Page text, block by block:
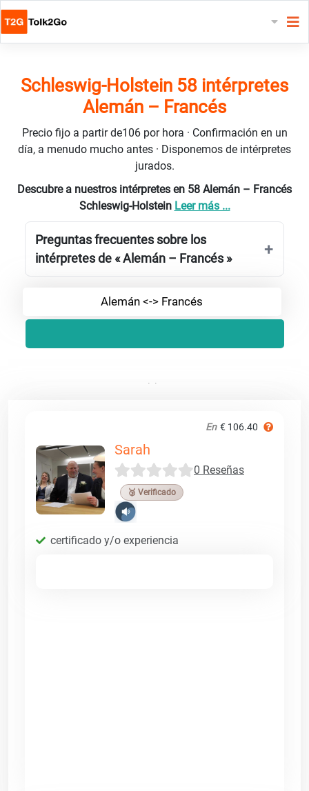
Schleswig-Holstein 58 intérpretes
Alemán – Francés
Precio fijo a partir de106 por hora · Confirmación en un
día, a menudo mucho antes · Disponemos de intérpretes
jurados.
Descubre a nuestros intérpretes en 58 Alemán – Francés
Schleswig-Holstein Leer más ...
Preguntas frecuentes sobre los
intérpretes de « Alemán – Francés »
Alemán <-> Francés
En € 106.40
Sarah
0 Reseñas
🥉 Verificado
certificado y/o experiencia